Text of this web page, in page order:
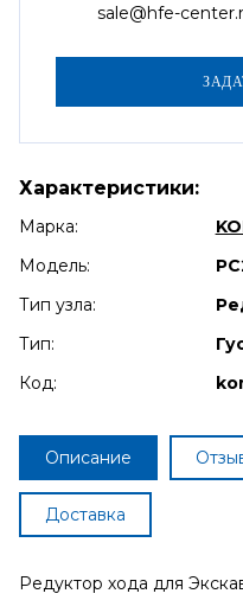
sale@hfe-
Характеристики:
Марка:
Модель:
Тип узла:
Тип:
Код:
Описание
Доставка
Редуктор хода для